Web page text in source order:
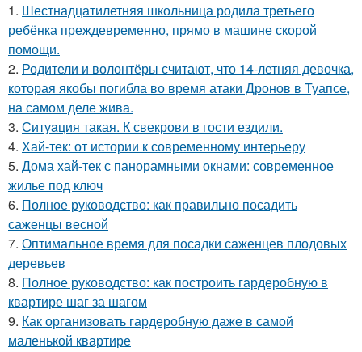
1. Шестнадцатилетняя школьница родила третьего
ребёнка преждевременно, прямо в машине скорой
помощи.
2. Родители и волонтёры считают, что 14-летняя девочка,
которая якобы погибла во время атаки Дронов в Туапсе,
на самом деле жива.
3. Ситуaция такая. К свекрови в гости ездили.
4. Хай-тек: от истории к современному интерьеру
5. Дома хай-тек с панорамными окнами: современное
жилье под ключ
6. Полное руководство: как правильно посадить
саженцы весной
7. Оптимальное время для посадки саженцев плодовых
деревьев
8. Полное руководство: как построить гардеробную в
квартире шаг за шагом
9. Как организовать гардеробную даже в самой
маленькой квартире